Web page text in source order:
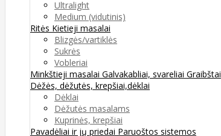
Ultralight
Medium (vidutinis)
Ritės Kietieji masalai
Blizgės/vartiklės
Sukrės
Vobleriai
Minkštieji masalai Galvakabliai, svareliai Graibštai
Dėžės, dėžutės, krepšiai,dėklai
Dėklai
Dėžutės masalams
Kuprinės, krepšiai
Pavadėliai ir jų priedai Paruoštos sistemos